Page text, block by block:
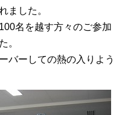
ました。
名を越す方々のご参加
。
バーしての熱の入りよう